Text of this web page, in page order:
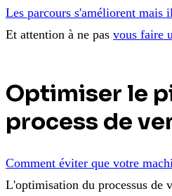
Les parcours s'améliorent mais
Et attention à ne pas vous faire
Optimiser le
process de
Comment éviter que votre
L'optimisation du processus de